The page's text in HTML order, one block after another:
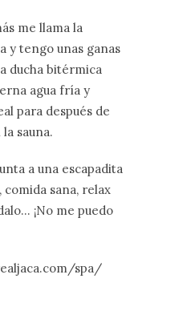
me llama la
y tengo unas ganas
ducha bitérmica
agua fría y
para después de
sauna.
a una escapadita
sana, relax
¡No me puedo
spa/